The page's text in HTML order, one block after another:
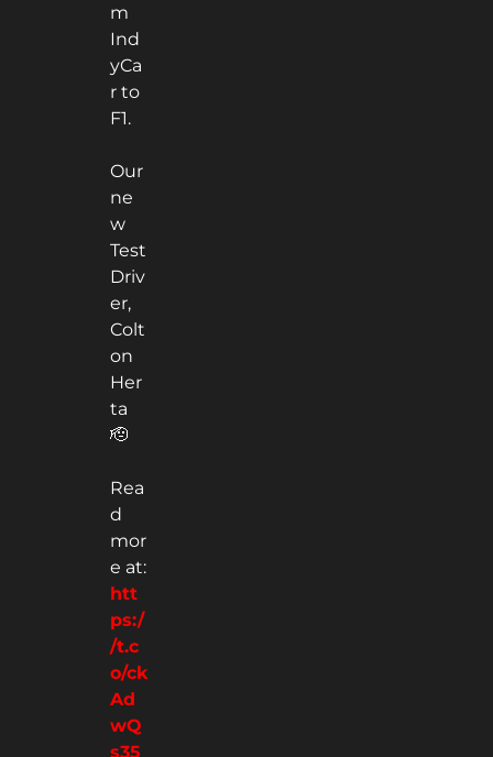
m
Ind
yCa
r to
F1.
Our
ne
w
Test
Driv
er,
Colt
on
Her
ta
🫡
Rea
d
mor
e at:
htt
ps:/
/t.c
o/ck
Ad
wQ
s35